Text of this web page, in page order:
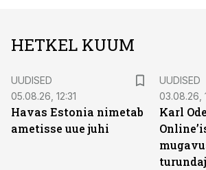
HETKEL KUUM
UUDISED
05.08.26, 12:31
Havas Estonia nimetab
ametisse uue juhi
UUDISED
03.08.26,
Karl